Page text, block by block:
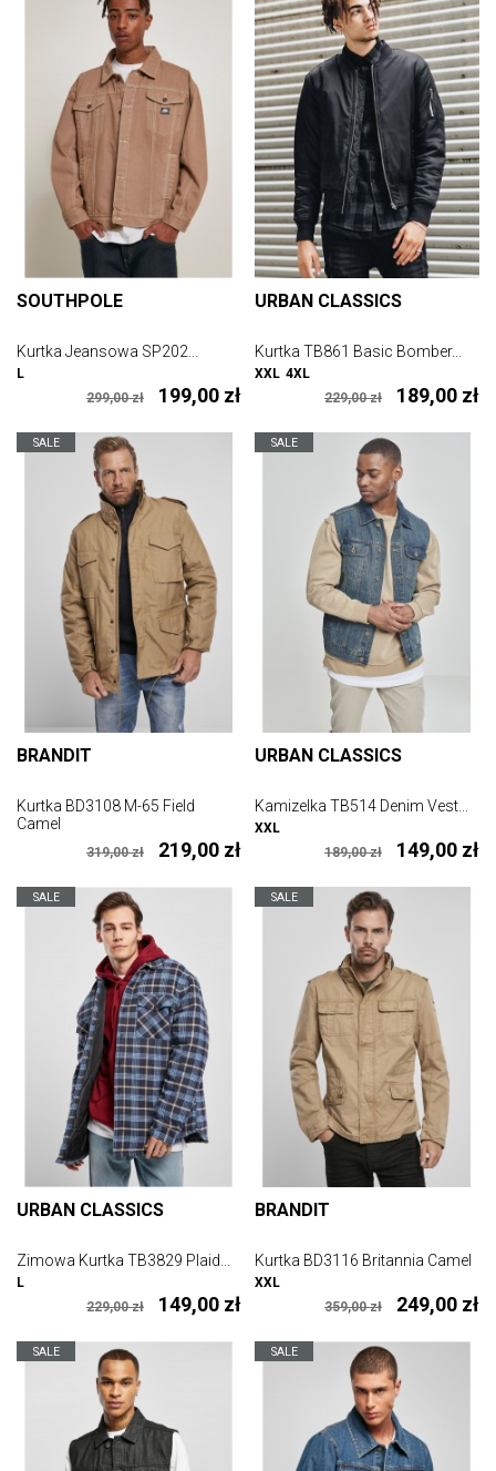
SOUTHPOLE
Kurtka Jeansowa SP202...
199,00 zł
299,00 zł
L
URBAN CLASSICS
Kurtka TB861 Basic Bomber...
189,00 zł
229,00 zł
XXL 4XL
SALE
BRANDIT
Kurtka BD3108 M-65 Field
Camel
219,00 zł
319,00 zł
SALE
URBAN CLASSICS
Kamizelka TB514 Denim Vest...
149,00 zł
189,00 zł
XXL
SALE
URBAN CLASSICS
Zimowa Kurtka TB3829 Plaid...
149,00 zł
229,00 zł
L
SALE
BRANDIT
Kurtka BD3116 Britannia Camel
249,00 zł
359,00 zł
XXL
SALE SALE